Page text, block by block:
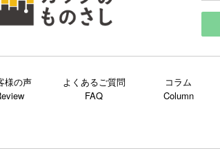
様の声 よくあるご質問 コラム